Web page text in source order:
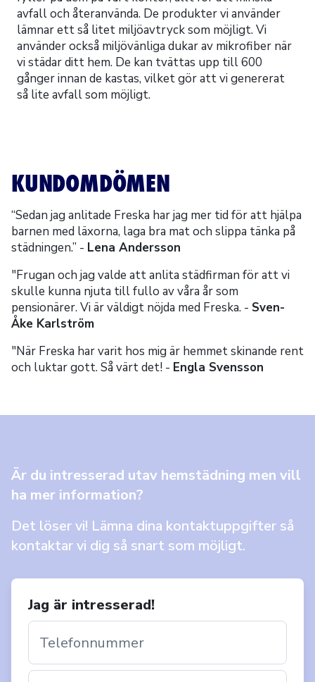
avfall och återanvända. De produkter vi använder
lämnar ett så litet miljöavtryck som möjligt. Vi
använder också miljövänliga dukar av mikrofiber när
vi städar ditt hem. De kan tvättas upp till 600
gånger innan de kastas, vilket gör att vi genererat
så lite avfall som möjligt.
KUNDOMDÖMEN
“Sedan jag anlitade Freska har jag mer tid för att hjälpa
barnen med läxorna, laga bra mat och slippa tänka på
städningen.” - Lena Andersson
"Frugan och jag valde att anlita städfirman för att vi
skulle kunna njuta till fullo av våra år som
pensionärer. Vi är väldigt nöjda med Freska. - Sven-
Åke Karlström
"När Freska har varit hos mig är hemmet skinande rent
och luktar gott. Så värt det! - Engla Svensson
Är du intresserad utav hemstädning men vill
ha mer information?
Det löser vi! Lämna dina kontaktuppgifter så
kontaktar vi dig så snart som möjligt.
Jag är intresserad!
Telefonnummer